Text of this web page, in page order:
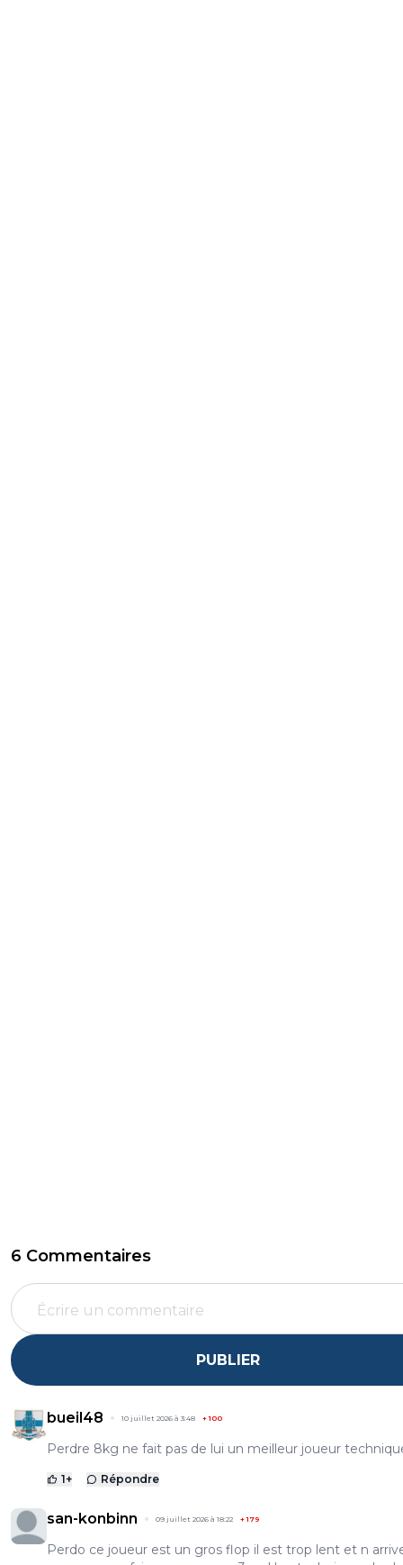
6 Commentaires
PUBLIER
bueil48 10 juillet 2026 à 3:48 +100
Perdre 8kg ne fait pas de lui un meilleur joueur
1+ Répondre
san-konbinn 09 juillet 2026 à 18:22 +179
Perdo ce joueur est un gros flop il est trop lent et n